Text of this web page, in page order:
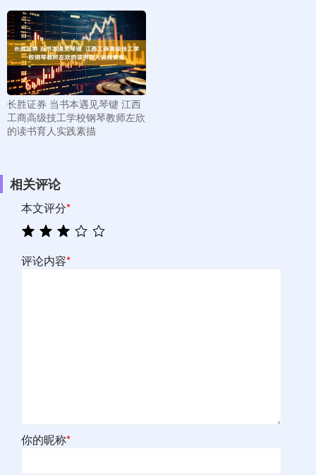
长胜证券 当书本遇见琴键 江西
工商高级技工学校钢琴教师左欣
的读书育人实践素描
相关评论
本文评分*
评论内容*
你的昵称*